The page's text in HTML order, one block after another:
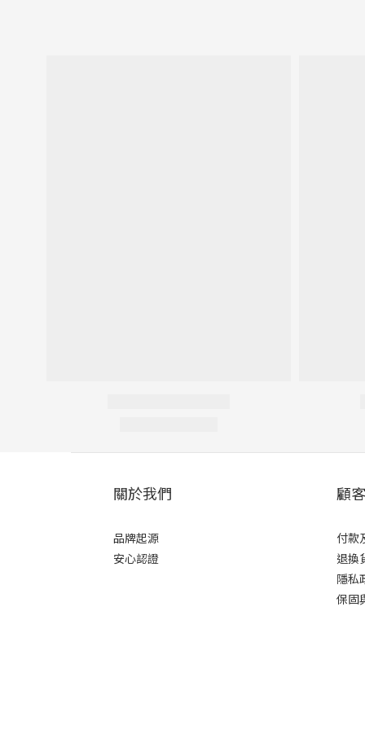
關於我們
品牌起源
安心認證
顧
付款
退換
隱私
保固